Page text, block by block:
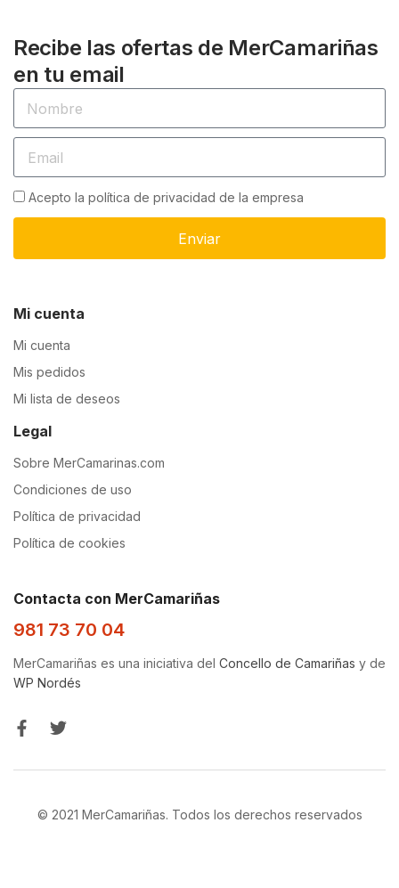
Recibe las ofertas de MerCamariñas
en tu email
Acepto la política de privacidad de la empresa
Enviar
Mi cuenta
Mi cuenta
Mis pedidos
Mi lista de deseos
Legal
Sobre MerCamarinas.com
Condiciones de uso
Política de privacidad
Política de cookies
Contacta con MerCamariñas
981 73 70 04
MerCamariñas es una iniciativa del Concello de Camariñas y de
WP Nordés
© 2021 MerCamariñas. Todos los derechos reservados